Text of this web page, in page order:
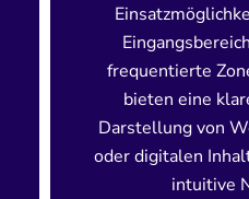
frequentierte
bieten eine
Darstellung von
oder digitalen
intuitive